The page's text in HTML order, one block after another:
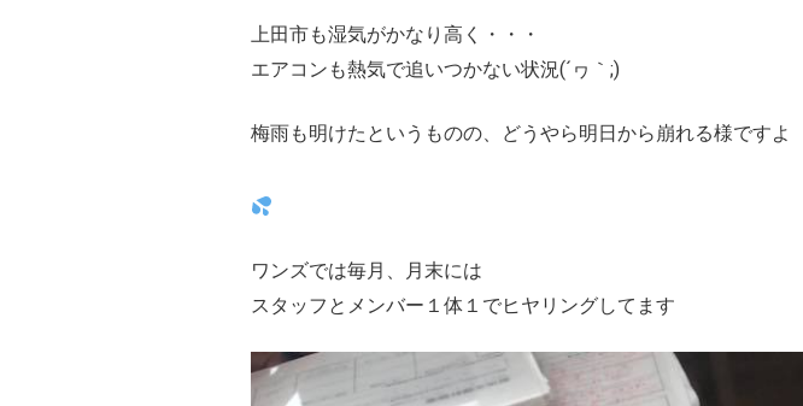
上田市も湿気がかなり高く
・・・
エアコンも熱気で追いつかない状況(´ヮ｀;)
梅雨も明けたというものの、どうやら明日から崩れる様ですよ
ワンズでは毎月、月末には
スタッフとメンバー１体１でヒヤリングしてます